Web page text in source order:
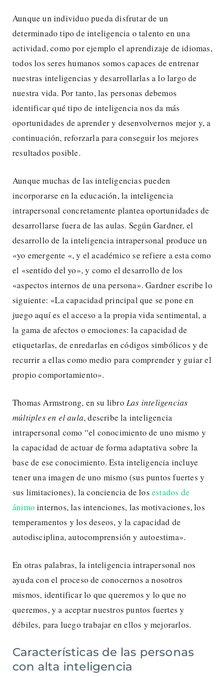
Aunque un individuo pueda disfrutar de un
determinado tipo de inteligencia o talento en una
actividad, como por ejemplo el aprendizaje de idiomas,
todos los seres humanos somos capaces de entrenar
nuestras inteligencias y desarrollarlas a lo largo de
nuestra vida. Por tanto, las personas debemos
identificar qué tipo de inteligencia nos da más
oportunidades de aprender y desenvolvernos mejor y, a
continuación, reforzarla para conseguir los mejores
resultados posible.
Aunque muchas de las inteligencias pueden
incorporarse en la educación, la inteligencia
intrapersonal concretamente plantea oportunidades de
desarrollarse fuera de las aulas. Según Gardner, el
desarrollo de la inteligencia intrapersonal produce un
«yo emergente «, y el académico se refiere a esta como
el «sentido del yo», y como el desarrollo de los
«aspectos internos de una persona». Gardner escribe lo
siguiente: «La capacidad principal que se pone en
juego aquí es el acceso a la propia vida sentimental, a
la gama de afectos o emociones: la capacidad de
etiquetarlas, de enredarlas en códigos simbólicos y de
recurrir a ellas como medio para comprender y guiar el
propio comportamiento».
Thomas Armstrong, en su libro Las inteligencias
múltiples en el aula, describe la inteligencia
intrapersonal como “el conocimiento de uno mismo y
la capacidad de actuar de forma adaptativa sobre la
base de ese conocimiento. Esta inteligencia incluye
tener una imagen de uno mismo (sus puntos fuertes y
sus limitaciones), la conciencia de los estados de
ánimointernos, las intenciones, las motivaciones, los
temperamentos y los deseos, y la capacidad de
autodisciplina, autocomprensión y autoestima».
En otras palabras, la inteligencia intrapersonal nos
ayuda con el proceso de conocernos a nosotros
mismos, identificar lo que queremos y lo que no
queremos, y a aceptar nuestros puntos fuertes y
débiles, para luego trabajar en ellos y mejorarlos.
Características de las personas
con alta inteligencia